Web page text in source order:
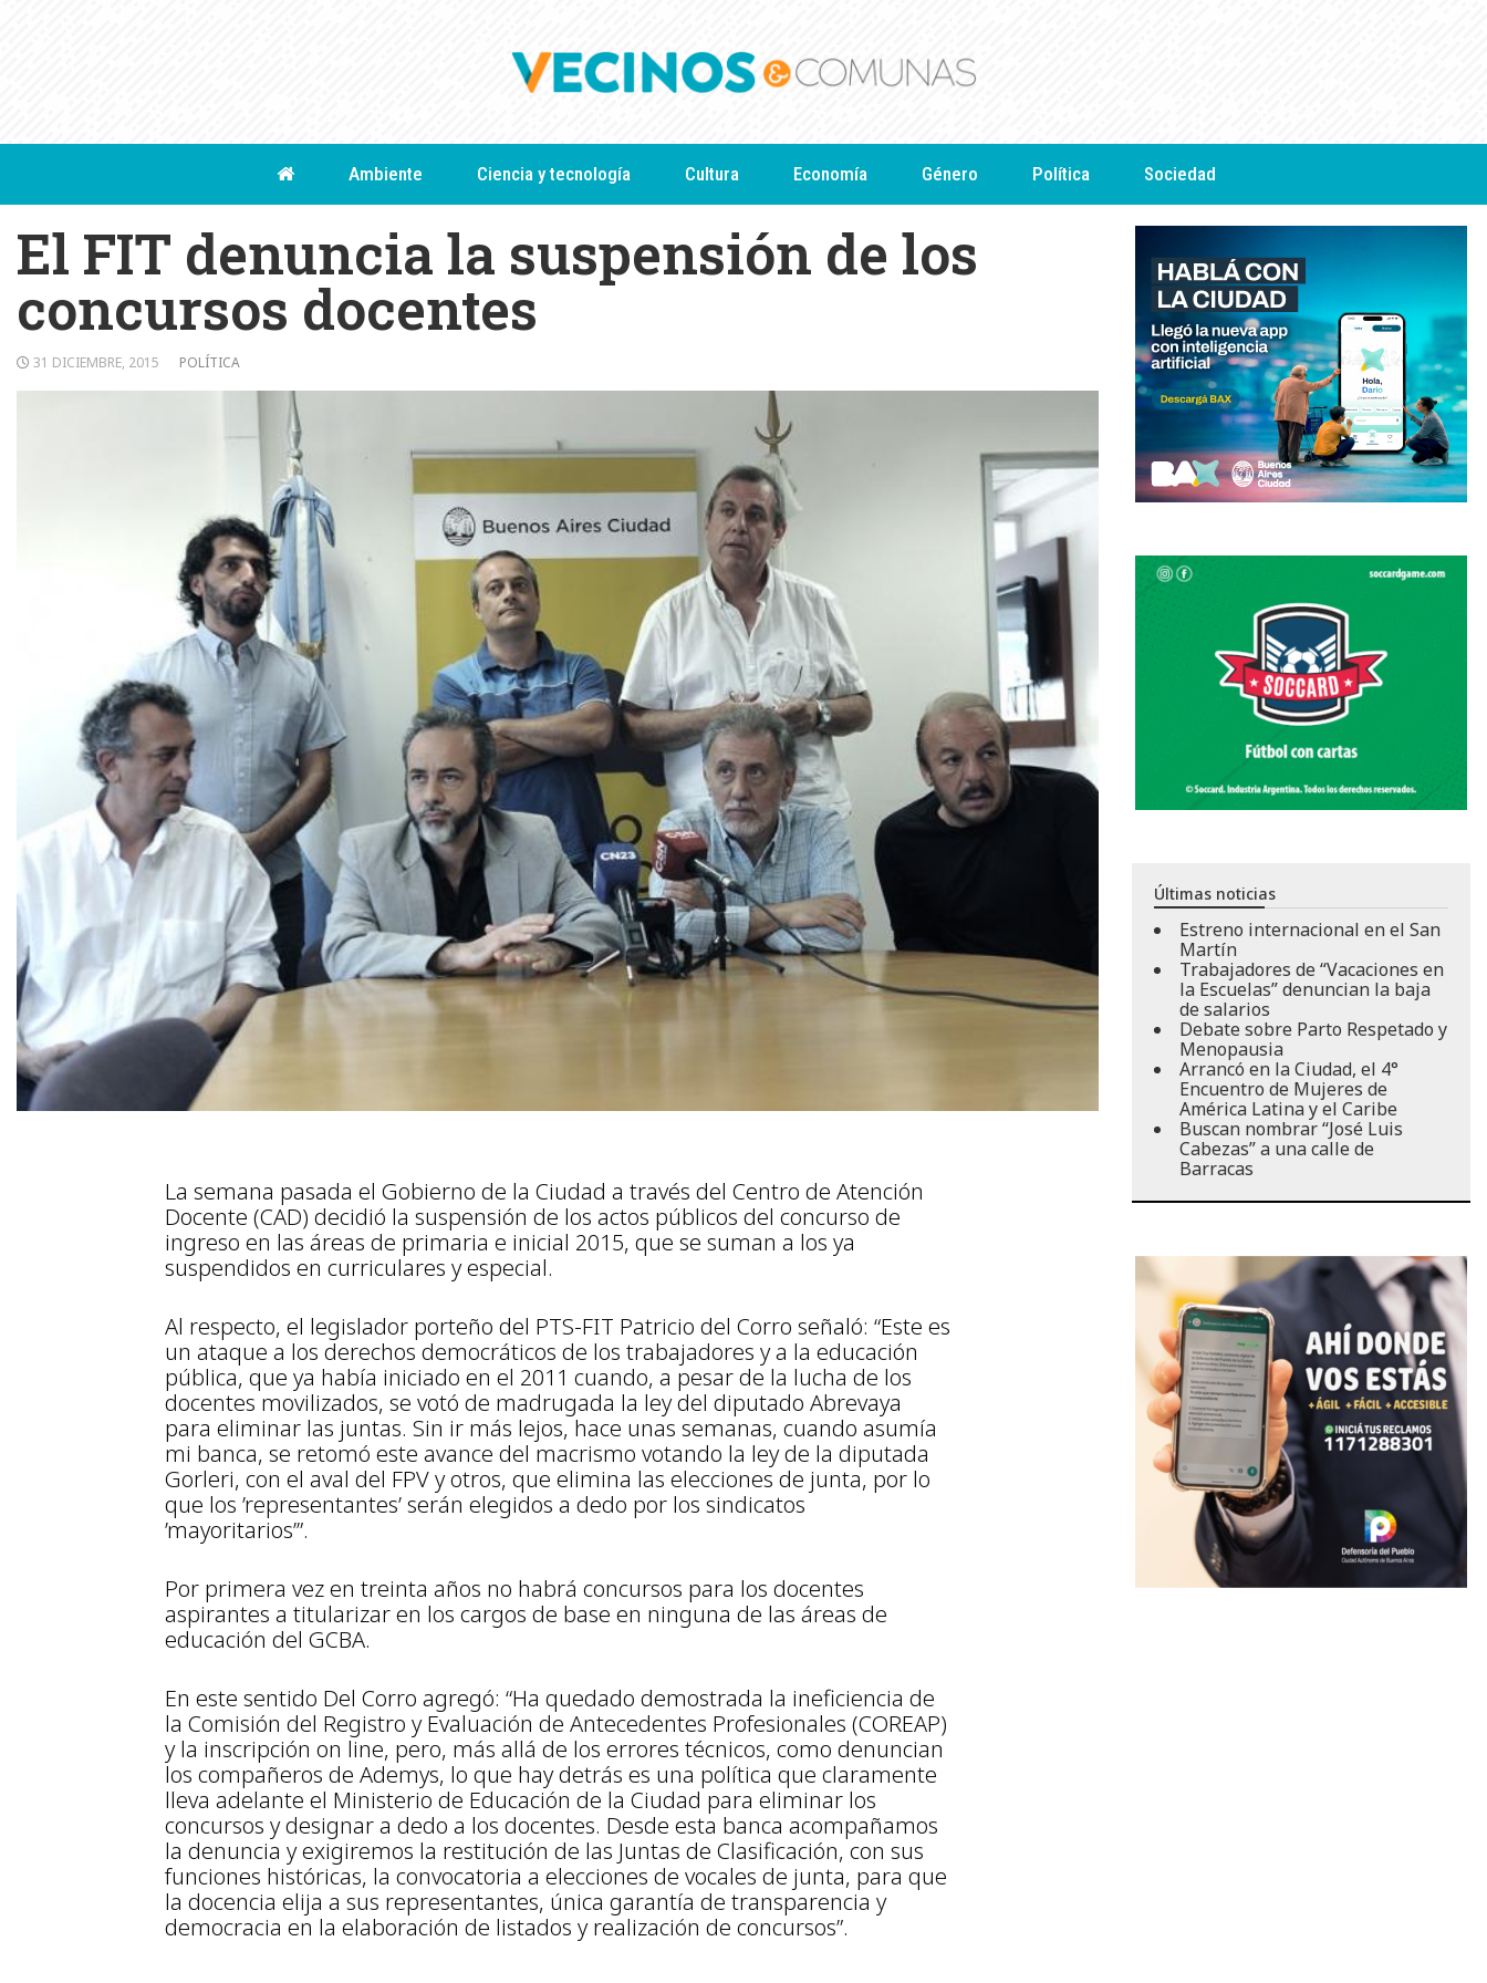
Ambiente Ciencia y tecnología Cultura Economía Género Política Sociedad
El FIT denuncia la suspensión de los
concursos docentes
31 DICIEMBRE, 2015 POLÍTICA
La semana pasada el Gobierno de la Ciudad a través del Centro de Atención
Docente (CAD) decidió la suspensión de los actos públicos del concurso de
ingreso en las áreas de primaria e inicial 2015, que se suman a los ya
suspendidos en curriculares y especial.
Al respecto, el legislador porteño del PTS-FIT Patricio del Corro señaló: “Este es
un ataque a los derechos democráticos de los trabajadores y a la educación
pública, que ya había iniciado en el 2011 cuando, a pesar de la lucha de los
docentes movilizados, se votó de madrugada la ley del diputado Abrevaya
para eliminar las juntas. Sin ir más lejos, hace unas semanas, cuando asumía
mi banca, se retomó este avance del macrismo votando la ley de la diputada
Gorleri, con el aval del FPV y otros, que elimina las elecciones de junta, por lo
que los ’representantes’ serán elegidos a dedo por los sindicatos
’mayoritarios’”.
Por primera vez en treinta años no habrá concursos para los docentes
aspirantes a titularizar en los cargos de base en ninguna de las áreas de
educación del GCBA.
En este sentido Del Corro agregó: “Ha quedado demostrada la ineficiencia de
la Comisión del Registro y Evaluación de Antecedentes Profesionales (COREAP)
y la inscripción on line, pero, más allá de los errores técnicos, como denuncian
los compañeros de Ademys, lo que hay detrás es una política que claramente
lleva adelante el Ministerio de Educación de la Ciudad para eliminar los
concursos y designar a dedo a los docentes. Desde esta banca acompañamos
la denuncia y exigiremos la restitución de las Juntas de Clasificación, con sus
funciones históricas, la convocatoria a elecciones de vocales de junta, para que
la docencia elija a sus representantes, única garantía de transparencia y
democracia en la elaboración de listados y realización de concursos”.
Últimas noticias
Estreno internacional en el San
Martín
Trabajadores de “Vacaciones en
la Escuelas” denuncian la baja
de salarios
Debate sobre Parto Respetado y
Menopausia
Arrancó en la Ciudad, el 4°
Encuentro de Mujeres de
América Latina y el Caribe
Buscan nombrar “José Luis
Cabezas” a una calle de
Barracas